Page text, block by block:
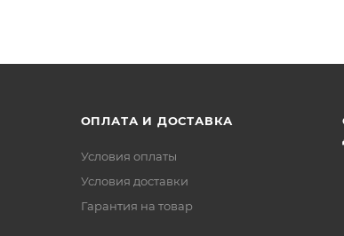
ОПЛАТА И ДОСТАВКА
Условия оплаты
Условия доставки
Гарантия на товар